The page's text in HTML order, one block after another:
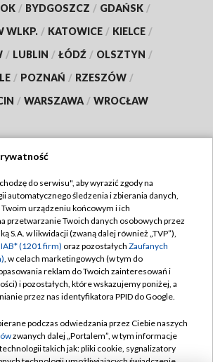
/ BYDGOSZCZ / GDAŃSK /
WLKP. / KATOWICE / KIELCE /
/ LUBLIN / ŁÓDŹ / OLSZTYN /
/ POZNAŃ / RZESZÓW /
/ WARSZAWA / WROCŁAW
TVP
TVP
Cyfrowa
Regulamin TVP
Polityka prywatności
Moje zgody
Pomoc
Kontakt
do serwisu", aby wyrazić zgody na
automatycznego śledzenia i zbierania danych,
urządzeniu końcowym i ich
przetwarzanie Twoich danych osobowych przez
S.A. w likwidacji (zwaną dalej również „TVP”),
(1201 firm) oraz pozostałych Zaufanych
, w celach marketingowych (w tym do
reklam do Twoich zainteresowań i
i pozostałych, które wskazujemy poniżej, a
przez nas identyfikatora PPID do Google.
podczas odwiedzania przez Ciebie naszych
zwanych dalej „Portalem”, w tym informacje
takich jak: pliki cookie, sygnalizatory